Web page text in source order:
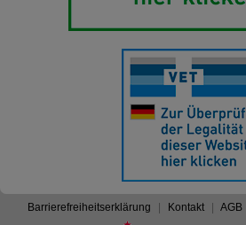
Barrierefreiheitserklärung Kontakt AGB